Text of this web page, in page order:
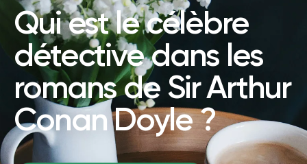
Qui est le célèbre
détective dans les
romans de Sir Arthur
Conan Doyle ?